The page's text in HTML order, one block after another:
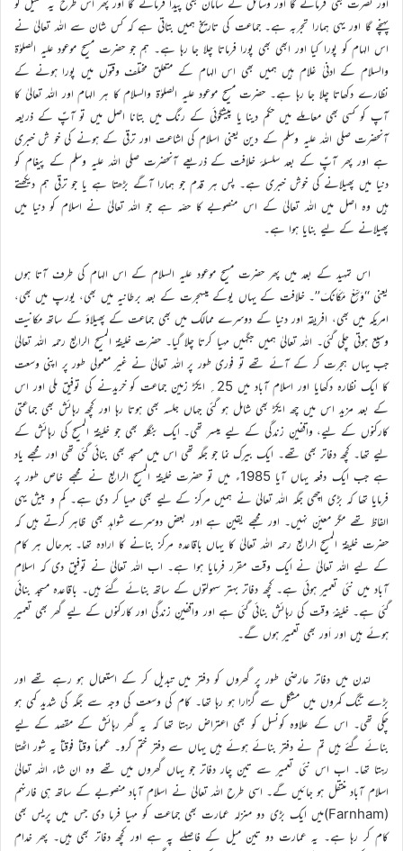
پہنچے گا اور یہی ہمارا تجربہ ہے۔ جماعت کی تاریخ ہمیں بتاتی ہے کہ کس شان سے اللہ تعالیٰ نے
اس الہام کو پورا کیا اور ابھی بھی پورا فرماتا چلا جا رہا ہے۔ ہم جو حضرت مسیح موعود علیہ الصلوٰۃ
والسلام کے ادنیٰ غلام ہیں ہمیں بھی اس الہام کے متعلق مختلف وقتوں میں پورا ہونے کے
نظارے دکھاتا چلا جا رہا ہے۔ حضرت مسیح موعود علیہ الصلوٰۃ والسلام کا ہر الہام اور اللہ تعالیٰ کا
آپ کو کسی بھی معاملے میں حکم دینا یا پیشگوئی کے رنگ میں بتانا اصل میں تو آپؑ کے ذریعہ
آنحضرت صلی اللہ علیہ وسلم کے دین یعنی اسلام کی اشاعت اور ترقی کے ہونے کی خو ش خبری
ہے اور پھر آپؑ کے بعد سلسلۂ خلافت کے ذریعے آنحضرت صلی اللہ علیہ وسلم کے پیغام کو
دنیا میں پھیلانے کی خوش خبری ہے۔ پس ہر قدم جو ہمارا آگے بڑھتا ہے یا جو ترقی ہم دیکھتے
ہیں وہ اصل میں اللہ تعالیٰ کے اس منصوبے کا حصّہ ہے جو اللہ تعالیٰ نے اسلام کو دنیا میں
پھیلانے کے لیے بنایا ہوا ہے۔
اس تمہید کے بعد میں پھر حضرت مسیح موعود علیہ السلام کے اس الہام کی طرف آتا ہوں
یعنی ‘‘وَسِّعْ مَکَانَکَ’’۔ خلافت کے یہاں یوکے میںہجرت کے بعد برطانیہ میں بھی، یورپ میں بھی،
امریکہ میں بھی، افریقہ اور دنیا کے دوسرے ممالک میں بھی جماعت کے پھیلاؤ کے ساتھ مکانیت
وسیع ہوتی چلی گئی۔ اللہ تعالیٰ ہمیں جگہیں مہیا کرتا چلا گیا۔ حضرت خلیفۃ المسیح الرابع رحمہ اللہ تعالیٰ
جب یہاں ہجرت کر کے آئے تھے تو فوری طور پر اللہ تعالیٰ نے غیر معمولی طور پر اپنی وسعت
کا ایک نظارہ دکھایا اور اسلام آباد میں 25؍ ایکڑ زمین جماعت کو خریدنے کی توفیق ملی اور اس
کے بعد مزید اس میں چھ ایکڑ بھی شامل ہو گئی جہاں جلسہ بھی ہوتا رہا اور کچھ رہائش بھی جماعتی
کارکنوں کے لیے، واقفینِ زندگی کے لیے میسر تھی۔ ایک بنگلہ بھی جو خلیفۃ المسیح کی رہائش کے
لیے تھا۔ کچھ دفاتر بھی تھے۔ ایک بیرک نما جو جگہ تھی اس میں مسجد بھی بنائی گئی تھی اور مجھے یاد
ہے جب ایک دفعہ یہاں آیا 1985ء میں تو حضرت خلیفۃ المسیح الرابع نے مجھے خاص طور پر
فرمایا تھا کہ بڑی اچھی جگہ اللہ تعالیٰ نے ہمیں مرکز کے لیے بھی مہیا کر دی ہے۔ کم و بیش یہی
الفاظ تھے مگر معیّن نہیں۔ اور مجھے یقین ہے اور بعض دوسرے شواہد بھی ظاہر کرتے ہیں کہ
حضرت خلیفۃ المسیح الرابع رحمہ اللہ تعالیٰ کا یہاں باقاعدہ مرکز بنانے کا ارادہ تھا۔ بہرحال ہر کام
کے لیے اللہ تعالیٰ نے ایک وقت مقرر فرمایا ہوا ہے۔ اب اللہ تعالیٰ نے توفیق دی کہ اسلام
آباد میں نئی تعمیر ہوئی ہے۔ کچھ دفاتر بہتر سہولتوں کے ساتھ بنائے گئے ہیں۔ باقاعدہ مسجد بنائی
گئی ہے۔ خلیفۂ وقت کی رہائش بنائی گئی ہے اور واقفینِ زندگی اور کارکنوں کے لیے گھر بھی تعمیر
ہوئے ہیں اور اَور بھی تعمیر ہوں گے۔
لندن میں دفاتر عارضی طور پر گھروں کو دفتر میں تبدیل کر کے استعمال ہو رہے تھے اور
بڑے تنگ کمروں میں مشکل سے گزارا ہو رہا تھا۔ کام کی وسعت کی وجہ سے جگہ کی شدید کمی ہو
چکی تھی۔ اس کے علاوہ کونسل کو بھی اعتراض رہتا تھا کہ یہ گھر رہائش کے مقصد کے لیے
بنائے گئے ہیں تم نے دفتر بنائے ہوئے ہیں یہاں سے دفتر ختم کرو۔ عموماً وقتاً فوقتاً یہ شور اٹھتا
رہتا تھا۔ اب اس نئی تعمیر سے تین چار دفاتر جو یہاں گھروں میں تھے وہ ان شاء اللہ تعالیٰ
اسلام آباد منتقل ہو جائیں گے۔ اسی طرح اللہ تعالیٰ نے اسلام آباد منصوبے کے ساتھ ہی فارنہم
(Farnham)میں ایک بڑی دو منزلہ عمارت بھی جماعت کو مہیا فرما دی جس میں پریس بھی
کام کر رہا ہے۔ یہ عمارت دو تین میل کے فاصلے پہ ہے اور کچھ دفاتر بھی ہیں۔ پھر خدام